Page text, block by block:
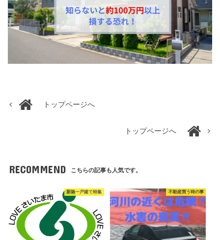
トップページへ
トップページへ
RECOMMEND こちらの記事も人気です。
新築一戸建て特集 不動産買う時の事